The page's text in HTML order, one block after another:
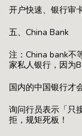
开户快速、银行审
五、China Bank
注：China bank不
家私人银行，因为
国内的中国银行才
询问行员表示「只
拒，规矩死板！